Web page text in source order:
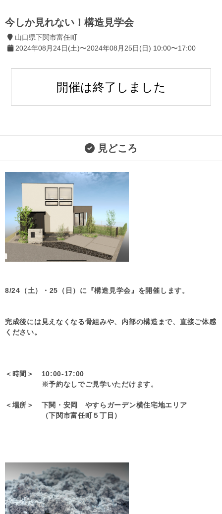
今しか見れない！構造見学会
山口県下関市富任町
2024年08月24日(土)〜2024年08月25日(日) 10:00〜17:00
開催は終了しました
見どころ
8/24（土）・25（日）に『構造見学会』を開催します。
完成後には見えなくなる骨組みや、内部の構造まで、直接ご体感
ください。
＜時間＞ 10:00-17:00
※予約なしでご見学いただけます。
＜場所＞ 下関・安岡 やすらガーデン横住宅地エリア
（下関市富任町５丁目）